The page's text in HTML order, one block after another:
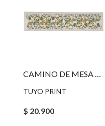
CAMINO DE MESA LIMONES
TUYO PRINT
$ 20.900